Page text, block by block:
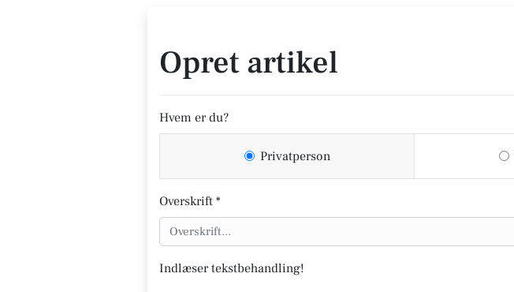
Opret artikel
Hvem er du?
Privatperson
Overskrift *
Indlæser tekstbehandling!